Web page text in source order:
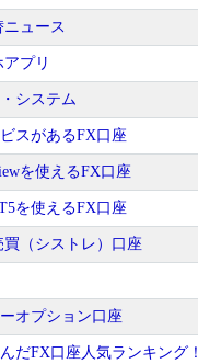
ュース
プリ
システム
スがあるFX口座
を使えるFX口座
を使えるFX口座
買（シストレ）口座
オプション口座
だFX口座人気ランキング！